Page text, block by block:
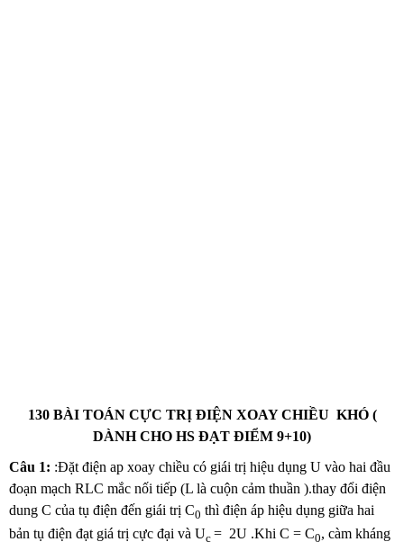
130 BÀI TOÁN CỰC TRỊ ĐIỆN XOAY CHIỀU KHÓ (
DÀNH CHO HS ĐẠT ĐIỂM 9+10)
Câu 1: :Đặt điện ap xoay chiều có giái trị hiệu dụng U vào hai đầu
đoạn mạch RLC mắc nối tiếp (L là cuộn cảm thuần ).thay đổi điện
dung C của tụ điện đến giái trị C0 thì điện áp hiệu dụng giữa hai
bản tụ điện đạt giá trị cực đại và Uc = 2U .Khi C = C0, càm kháng